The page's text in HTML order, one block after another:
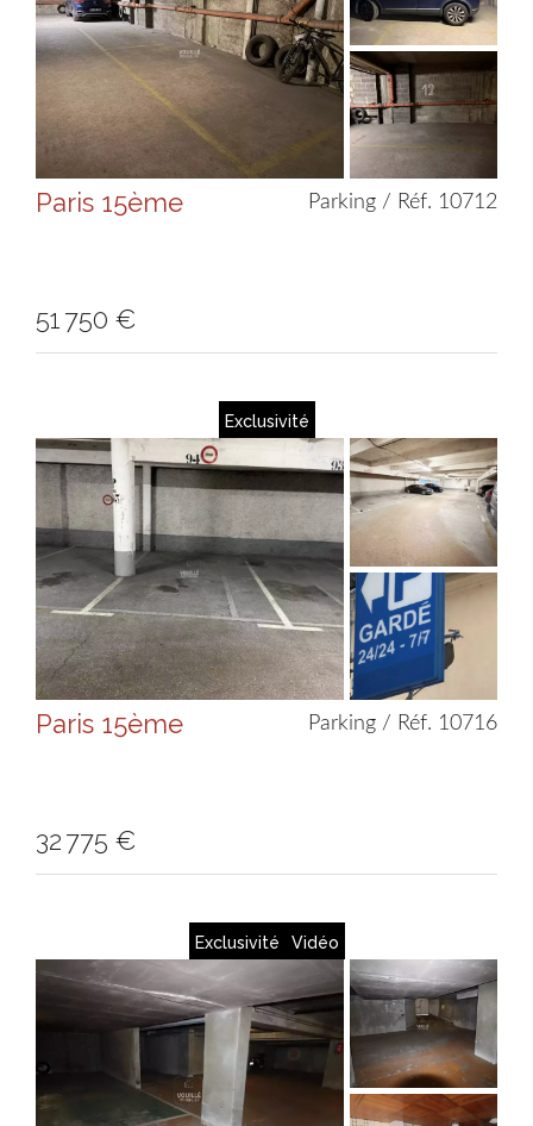
Paris 15ème Parking / Réf. 10712
51 750 €
Exclusivité
Paris 15ème Parking / Réf. 10716
32 775 €
Exclusivité Vidéo